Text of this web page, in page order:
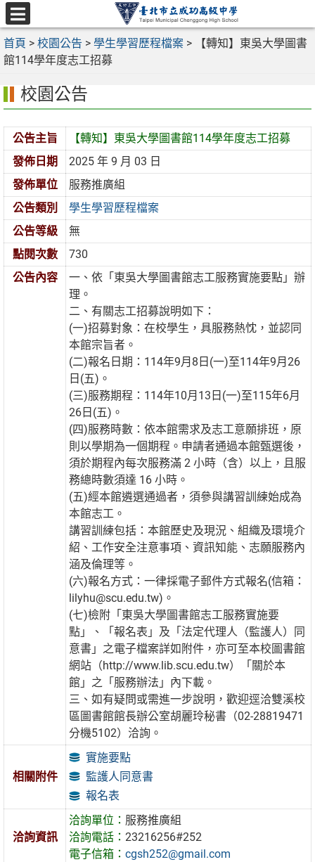
跳
至
主
要
區
選
單
首頁 > 校園公告 > 學生學習歷程檔案 >
【轉知】東吳大學圖書
館114學年度志工招募
校園公告
公告主旨
【轉知】東吳大學圖書館114學年度志工招募
發佈日期
2025 年 9 月 03 日
發佈單位
服務推廣組
公告類別
學生學習歷程檔案
公告等級
無
點閱次數
730
公告內容
一、依「東吳大學圖書館志工服務實施要點」辦
理。
二、有關志工招募說明如下：
(一)招募對象：在校學生，具服務熱忱，並認同
本館宗旨者。
(二)報名日期：114年9月8日(一)至114年9月26
日(五)。
(三)服務期程：114年10月13日(一)至115年6月
26日(五)。
(四)服務時數：依本館需求及志工意願排班，原
則以學期為一個期程。申請者通過本館甄選後，
須於期程內每次服務滿 2 小時（含）以上，且服
務總時數須達 16 小時。
(五)經本館遴選通過者，須參與講習訓練始成為
本館志工。
講習訓練包括：本館歷史及現況、組織及環境介
紹、工作安全注意事項、資訊知能、志願服務內
涵及倫理等。
(六)報名方式：一律採電子郵件方式報名(信箱：
lilyhu@scu.edu.tw)。
(七)檢附「東吳大學圖書館志工服務實施要
點」、「報名表」及「法定代理人（監護人）同
意書」之電子檔案詳如附件，亦可至本校圖書館
網站（http://www.lib.scu.edu.tw）「關於本
館」之「服務辦法」內下載。
三、如有疑問或需進一步說明，歡迎逕洽雙溪校
區圖書館館長辦公室胡麗玲秘書（02-28819471
分機5102）洽詢。
相關附件
實施要點
監護人同意書
報名表
洽詢資訊
洽詢單位： 服務推廣組
洽詢電話：23216256#252
電子信箱：cgsh252@gmail.com